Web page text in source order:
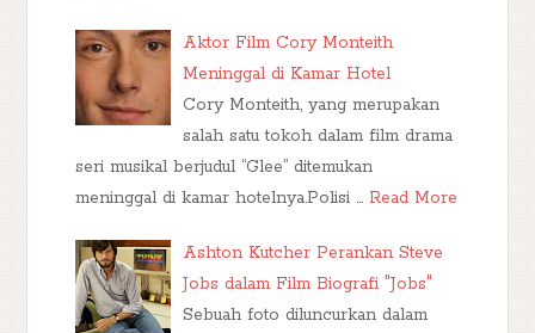
Aktor Film Cory Monteith
Meninggal di Kamar Hotel
Cory Monteith, yang merupakan
salah satu tokoh dalam film drama
seri musikal berjudul “Glee” ditemukan
meninggal di kamar hotelnya.Polisi … Read More
Ashton Kutcher Perankan Steve
Jobs dalam Film Biografi "Jobs"
Sebuah foto diluncurkan dalam